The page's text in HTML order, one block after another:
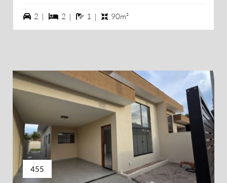
2 vagas na garagem
2 | 2 dormiórios
2 | 1 banheiros
1 | 90m²
455